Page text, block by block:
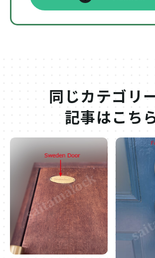
同じカテゴリ
記事はこち